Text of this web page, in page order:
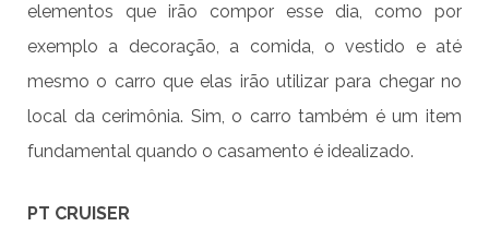
elementos que irão compor esse dia, como por
exemplo a decoração, a comida, o vestido e até
mesmo o carro que elas irão utilizar para chegar no
local da cerimônia. Sim, o carro também é um item
fundamental quando o casamento é idealizado.
PT CRUISER